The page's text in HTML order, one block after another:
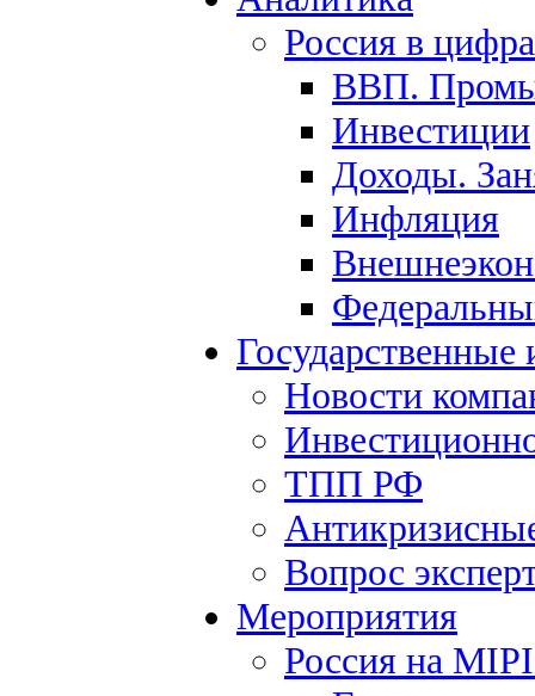
Россия в
ВВП.
Инвестиции
Доходы.
Инфляция
Новости
ТПП РФ
Вопрос
Мероприятия
Россия на